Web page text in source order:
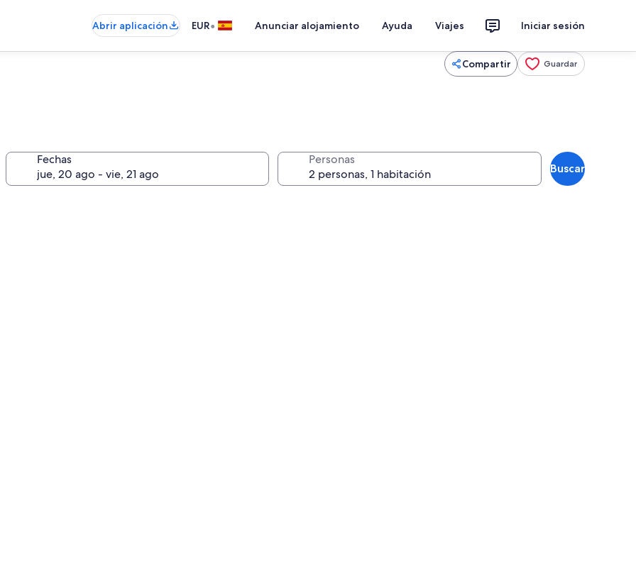
Abrir aplicación EUR• Anunciar alojamiento Ayuda Viajes Iniciar sesión
Compartir Guardar
Fechas Personas
Buscar